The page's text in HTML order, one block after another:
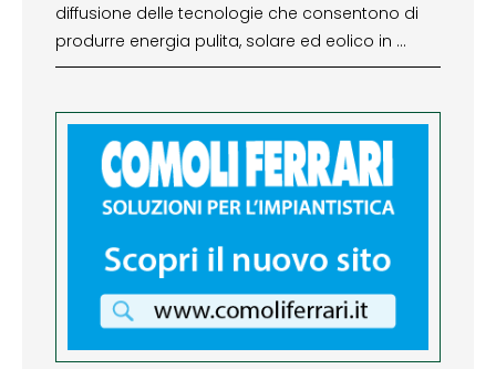
diffusione delle tecnologie che consentono di
produrre energia pulita, solare ed eolico in …